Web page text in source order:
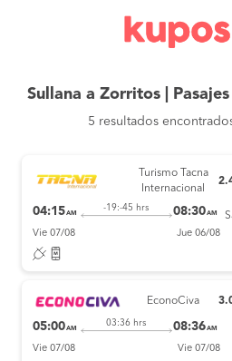
Sullana a Zorritos |
5 resultados
Turismo Tacna
Internacional
04:15AM
-19:-45 hrs 08:30AM
Vie 07/08 Jue 06/08
EconoCiva
05:00AM
03:36 hrs 08:36AM
Vie 07/08 Vie 07/08